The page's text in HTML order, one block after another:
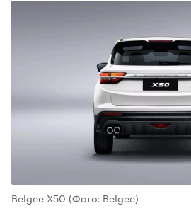
00:00 / 00:00
Belgee Х50 (Фото: Belgee)